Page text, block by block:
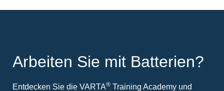
Arbeiten Sie mit Batterien?
Entdecken Sie die VARTA® Training Academy und